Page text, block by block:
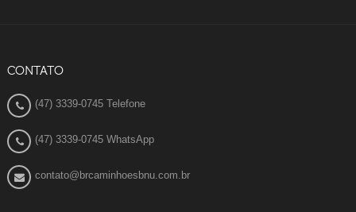
CONTATO
(47) 3339-0745 Telefone
(47) 3339-0745 WhatsApp
contato@brcaminhoesbnu.com.br